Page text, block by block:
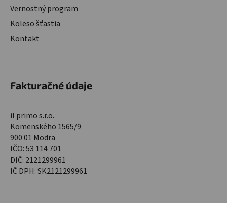
Vernostný program
Koleso šťastia
Kontakt
Fakturačné údaje
il primo s.r.o.
Komenského 1565/9
900 01 Modra
IČO: 53 114 701
DIČ: 2121299961
IČ DPH: SK2121299961